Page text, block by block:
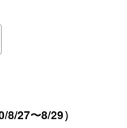
8/27〜8/29）